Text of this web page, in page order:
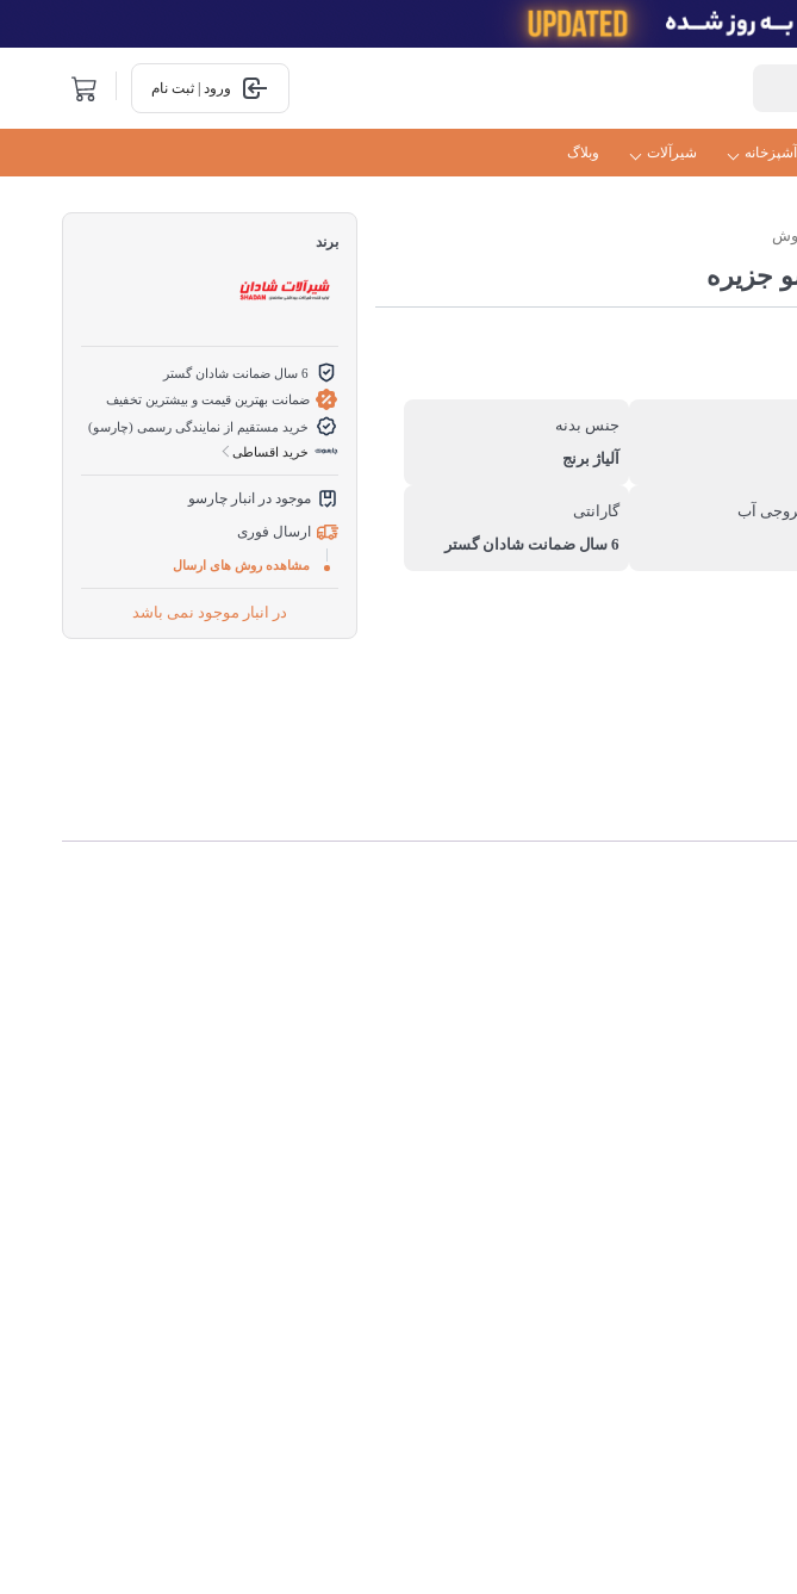
ورود | ثبت نام
آشپزخانه شیرآلات وبلاگ
جزیره
جنس بدنه
آلیاژ برنج
آب
گارانتی
6 سال ضمانت شادان گستر
برند
6 سال ضمانت شادان گستر
ضمانت بهترین قیمت و بیشترین تخفیف
خرید مستقیم از نمایندگی رسمی (چارسو)
خرید اقساطی
موجود در انبار چارسو
ارسال فوری
مشاهده روش های ارسال
در انبار موجود نمی باشد